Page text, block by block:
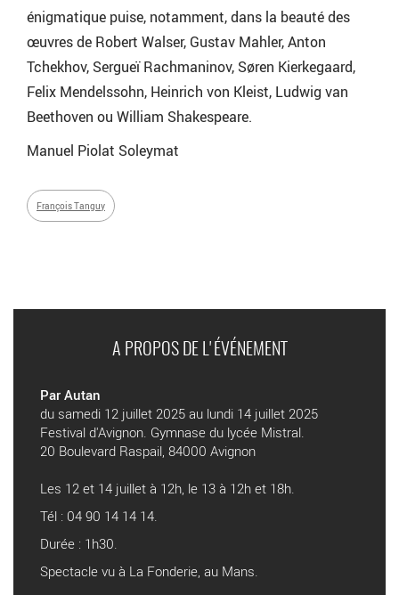
énigmatique puise, notamment, dans la beauté des
œuvres de Robert Walser, Gustav Mahler, Anton
Tchekhov, Sergueï Rachmaninov, Søren Kierkegaard,
Felix Mendelssohn, Heinrich von Kleist, Ludwig van
Beethoven ou William Shakespeare.
Manuel Piolat Soleymat
François Tanguy
A PROPOS DE L'ÉVÉNEMENT
Par Autan
du samedi 12 juillet 2025 au lundi 14 juillet 2025
Festival d'Avignon. Gymnase du lycée Mistral.
20 Boulevard Raspail, 84000 Avignon
Les 12 et 14 juillet à 12h, le 13 à 12h et 18h.
Tél : 04 90 14 14 14.
Durée : 1h30.
Spectacle vu à La Fonderie, au Mans.